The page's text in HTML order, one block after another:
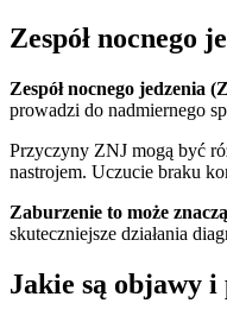
Zespół nocnego
Zespół nocnego jedzenia
prowadzi do nadmiernego
Przyczyny ZNJ mogą być
nastrojem. Uczucie braku
Zaburzenie to może
skuteczniejsze działania
Jakie są objawy i